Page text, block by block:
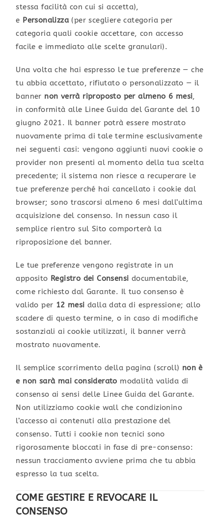
stessa facilità con cui si accetta),
e Personalizza(per scegliere categoria per
categoria quali cookie accettare, con accesso
facile e immediato alle scelte granulari).
Una volta che hai espresso le tue preferenze — che
tu abbia accettato, rifiutato o personalizzato — il
banner non verrà riproposto per almeno 6 mesi,
in conformità alle Linee Guida del Garante del 10
giugno 2021. Il banner potrà essere mostrato
nuovamente prima di tale termine esclusivamente
nei seguenti casi: vengono aggiunti nuovi cookie o
provider non presenti al momento della tua scelta
precedente; il sistema non riesce a recuperare le
tue preferenze perché hai cancellato i cookie dal
browser; sono trascorsi almeno 6 mesi dall’ultima
acquisizione del consenso. In nessun caso il
semplice rientro sul Sito comporterà la
riproposizione del banner.
Le tue preferenze vengono registrate in un
apposito Registro dei Consensi documentabile,
come richiesto dal Garante. Il tuo consenso è
valido per 12 mesi dalla data di espressione; allo
scadere di questo termine, o in caso di modifiche
sostanziali ai cookie utilizzati, il banner verrà
mostrato nuovamente.
Il semplice scorrimento della pagina (scroll) non è
e non sarà mai considerato modalità valida di
consenso ai sensi delle Linee Guida del Garante.
Non utilizziamo cookie wall che condizionino
l’accesso ai contenuti alla prestazione del
consenso. Tutti i cookie non tecnici sono
rigorosamente bloccati in fase di pre-consenso:
nessun tracciamento avviene prima che tu abbia
espresso la tua scelta.
COME GESTIRE E REVOCARE IL
CONSENSO